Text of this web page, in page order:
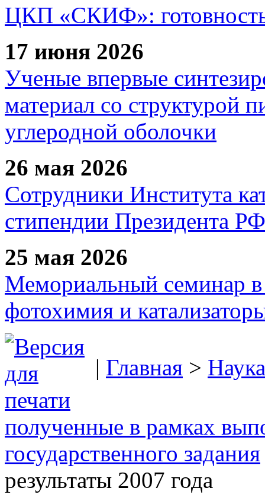
ЦКП «СКИФ»: готовность
17 июня 2026
Ученые впервые
материал со структурой
углеродной оболочки
26 мая 2026
Сотрудники Института
стипендии Президента РФ
25 мая 2026
Мемориальный семинар в
фотохимия и
| Главная > Наука
полученные в рамках
государственного задания
результаты 2007 года